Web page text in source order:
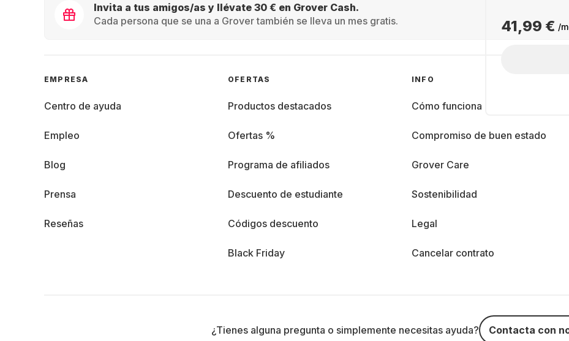
41,99 € /
Invita a tus amigos/as y llévate 30 € en Grover Cash.
Cada persona que se una a Grover también se lleva un mes gratis.
EMPRESA
Centro de ayuda
Empleo
Blog
Prensa
Reseñas
OFERTAS
Productos destacados
Ofertas %
Programa de afiliados
Descuento de estudiante
Códigos descuento
Black Friday
INFO
Cómo funciona
Compromiso de buen estado
Grover Care
Sostenibilidad
Legal
Cancelar contrato
¿Tienes alguna pregunta o simplemente necesitas ayuda? Contacta con